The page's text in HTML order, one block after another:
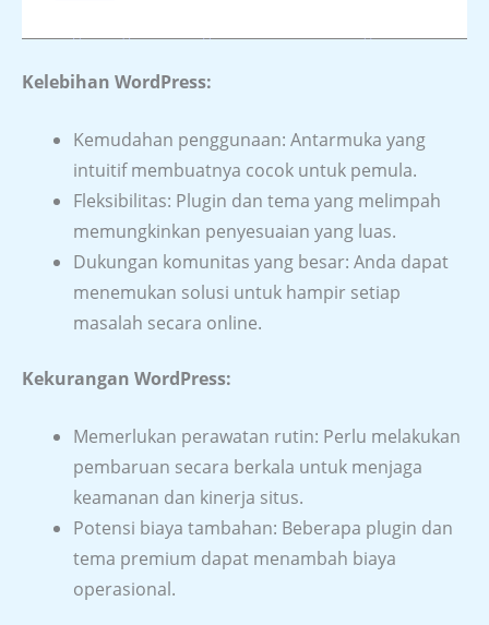
Kelebihan WordPress:
Kemudahan penggunaan: Antarmuka yang
intuitif membuatnya cocok untuk pemula.
Fleksibilitas: Plugin dan tema yang melimpah
memungkinkan penyesuaian yang luas.
Dukungan komunitas yang besar: Anda dapat
menemukan solusi untuk hampir setiap
masalah secara online.
Kekurangan WordPress:
Memerlukan perawatan rutin: Perlu melakukan
pembaruan secara berkala untuk menjaga
keamanan dan kinerja situs.
Potensi biaya tambahan: Beberapa plugin dan
tema premium dapat menambah biaya
operasional.